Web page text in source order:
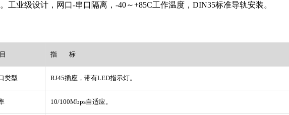
工业级设计，网口-串口隔离，-40～+85C工作温度，DIN35标准导轨安装。
指 标
类型 RJ45插座，带有LED指示灯。
10/100Mbps自适应。